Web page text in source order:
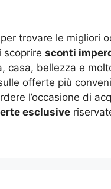
trovare le migliori
scoprire sconti
casa, bellezza e
offerte più
l’occasione di
esclusive